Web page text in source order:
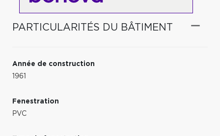
PARTICULARITÉS DU BÂTIMENT
Année de construction
1961
Fenestration
PVC